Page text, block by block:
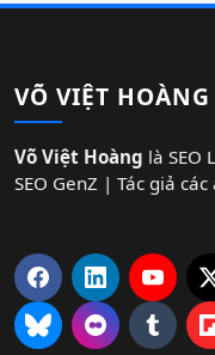
VÕ VIỆT HOÀNG
Võ Việt Hoàng là
SEO GenZ | Tác giả